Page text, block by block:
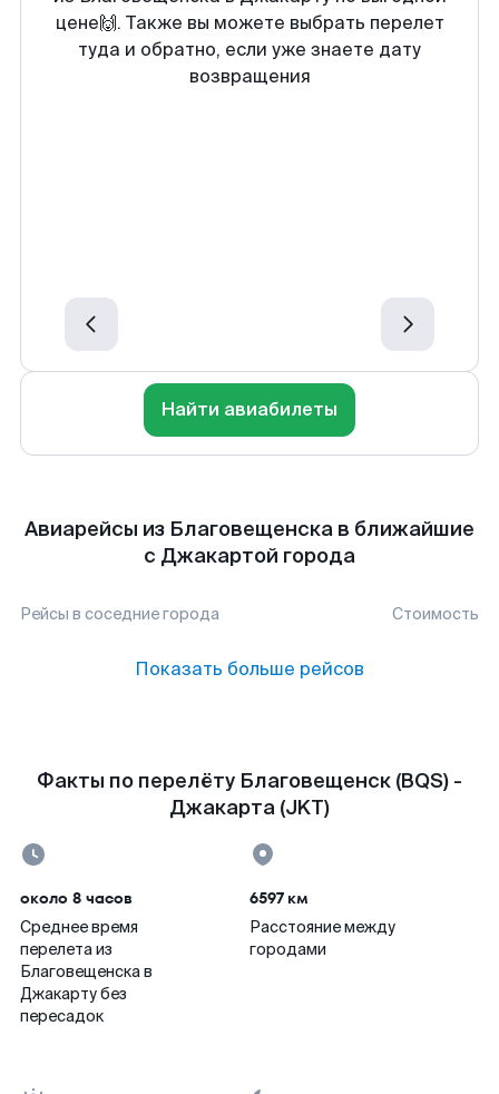
цене🙌. Также вы можете выбрать перелет
туда и обратно, если уже знаете дату
возвращения
Найти авиабилеты
Авиарейсы из Благовещенска в ближайшие
с Джакартой города
Рейсы в соседние города Стоимость
Показать больше рейсов
Факты по перелёту Благовещенск (BQS) -
Джакарта (JKT)
около 8 часов
Среднее время
перелета из
Благовещенска в
Джакарту без
пересадок
6597 км
Расстояние между
городами